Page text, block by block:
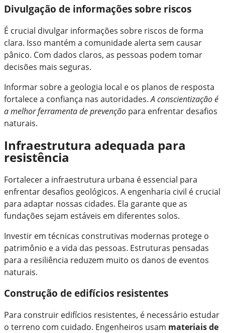
Divulgação de informações sobre riscos
É crucial divulgar informações sobre riscos de forma
clara. Isso mantém a comunidade alerta sem causar
pânico. Com dados claros, as pessoas podem tomar
decisões mais seguras.
Informar sobre a geologia local e os planos de resposta
fortalece a confiança nas autoridades.A conscientização é
a melhor ferramenta de prevenção para enfrentar desafios
naturais.
Infraestrutura adequada para
resistência
Fortalecer a infraestrutura urbana é essencial para
enfrentar desafios geológicos. A engenharia civil é crucial
para adaptar nossas cidades. Ela garante que as
fundações sejam estáveis em diferentes solos.
Investir em técnicas construtivas modernas protege o
patrimônio e a vida das pessoas. Estruturas pensadas
para a resiliência reduzem muito os danos de eventos
naturais.
Construção de edifícios resistentes
Para construir edifícios resistentes, é necessário estudar
o terreno com cuidado. Engenheiros usam materiais de